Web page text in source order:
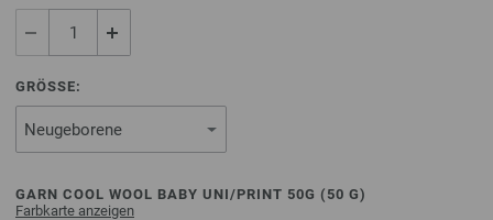
GRÖSSE:
GARN COOL WOOL BABY UNI/PRINT 50G ( 50 G)
Farbkarte anzeigen